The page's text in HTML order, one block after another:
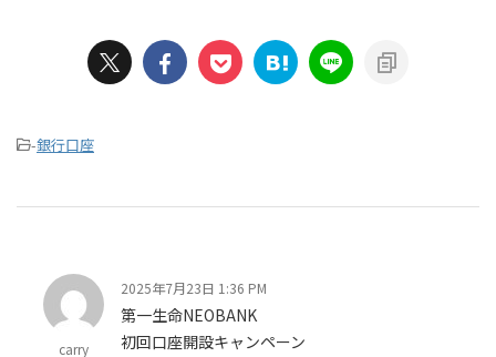
-銀行口座
carry
2025年7月23日 1:36 PM
第一生命NEOBANK
初回口座開設キャンペーン